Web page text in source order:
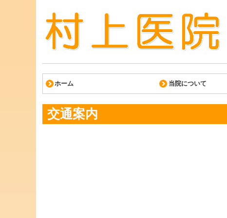
ホーム 当院について
交通案内